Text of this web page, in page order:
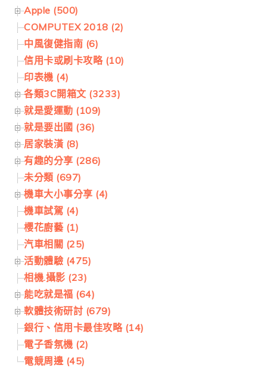
Apple (500)
COMPUTEX 2018 (2)
中風復健指南 (6)
信用卡或刷卡攻略 (10)
印表機 (4)
各類3C開箱文 (3233)
就是愛運動 (109)
就是要出國 (36)
居家裝潢 (8)
有趣的分享 (286)
未分類 (697)
機車大小事分享 (4)
機車試駕 (4)
櫻花廚藝 (1)
汽車相關 (25)
活動體驗 (475)
相機.攝影 (23)
能吃就是福 (64)
軟體技術研討 (679)
銀行、信用卡最佳攻略 (14)
電子香氛機 (2)
電競周邊 (45)